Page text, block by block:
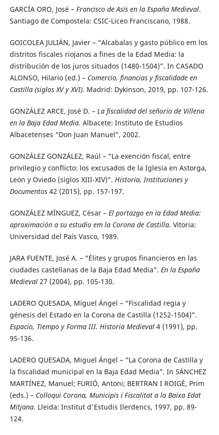
GARCÍA ORO, José – Francisco de Asís en la España Medieval.
Santiago de Compostela: CSIC-Liceo Franciscano, 1988.
GOICOLEA JULIÁN, Javier – “Alcabalas y gasto público em los
distritos fiscales riojanos a fines de la Edad Media: la
distribución de los juros situados (1480-1504)”. In CASADO
ALONSO, Hilario (ed.) – Comercio, financias y fiscalidade en
Castilla (siglos XV y XVI). Madrid: Dykinson, 2019, pp. 107-126.
GONZÁLEZ ARCE, José D. – La fiscalidad del señorío de Villena
en la Baja Edad Media. Albacete: Instituto de Estudios
Albacetenses “Don Juan Manuel”, 2002.
GONZÁLEZ GONZÁLEZ, Raúl – “La exención fiscal, entre
privilegio y conflicto: los excusados de la Iglesia en Astorga,
León y Oviedo (siglos XIII-XIV)”. Historia, Instituciones y
Documentos42 (2015), pp. 157-197.
GONZÁLEZ MÍNGUEZ, César – El portazgo en la Edad Media:
aproximación a su estudio em la Corona de Castilla. Vitoria:
Universidad del País Vasco, 1989.
JARA FUENTE, José A. – “Élites y grupos financieros en las
ciudades castellanas de la Baja Edad Media”. En la España
Medieval27 (2004), pp. 105-130.
LADERO QUESADA, Miguel Ángel – “Fiscalidad regia y
génesis del Estado en la Corona de Castilla (1252-1504)”.
Espacio, Tiempo y Forma III. Historia Medieval4 (1991), pp.
95-136.
LADERO QUESADA, Miguel Ángel – “La Corona de Castilla y
la fiscalidad municipal en la Baja Edad Media”. In SÁNCHEZ
MARTÍNEZ, Manuel; FURIÓ, Antoni; BERTRAN I ROIGÈ, Prim
(eds.) – Colloqui Corona, Municipis i Fiscalitat a la Baixa Edat
Mitjana. Lleida: Institut d'Estudis Ilerdencs, 1997, pp. 89-
124.